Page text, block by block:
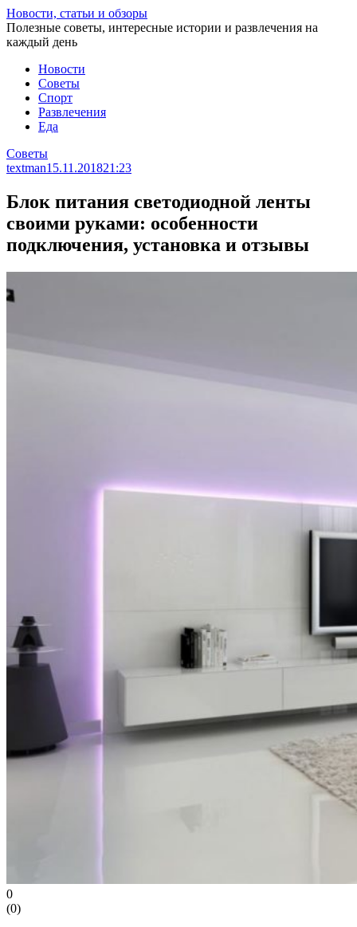
Перейти
к
статье
Новости, статьи и обзоры
Полезные советы, интересные истории и развлечения на
каждый день
Новости
Советы
Спорт
Развлечения
Еда
Советы
textman15.11.201821:23
Блок питания светодиодной ленты
своими руками: особенности
подключения, установка и отзывы
0
(0)